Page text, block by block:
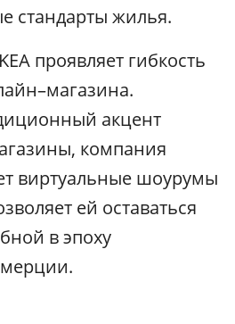
стандарты жилья.
проявляет гибкость
акцент
компания
виртуальные шоурумы
ей оставаться
в эпоху